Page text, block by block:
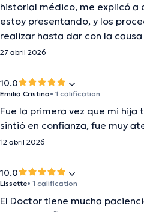
historial médico, me explicó
estoy presentando, y los
realizar hasta dar con la causa
27 abril 2026
10.0
Emilia Cristina• 1 calification
Fue la primera vez que mi
sintió en confianza, fue muy
12 abril 2026
10.0
Lissette• 1 calification
El Doctor tiene mucha